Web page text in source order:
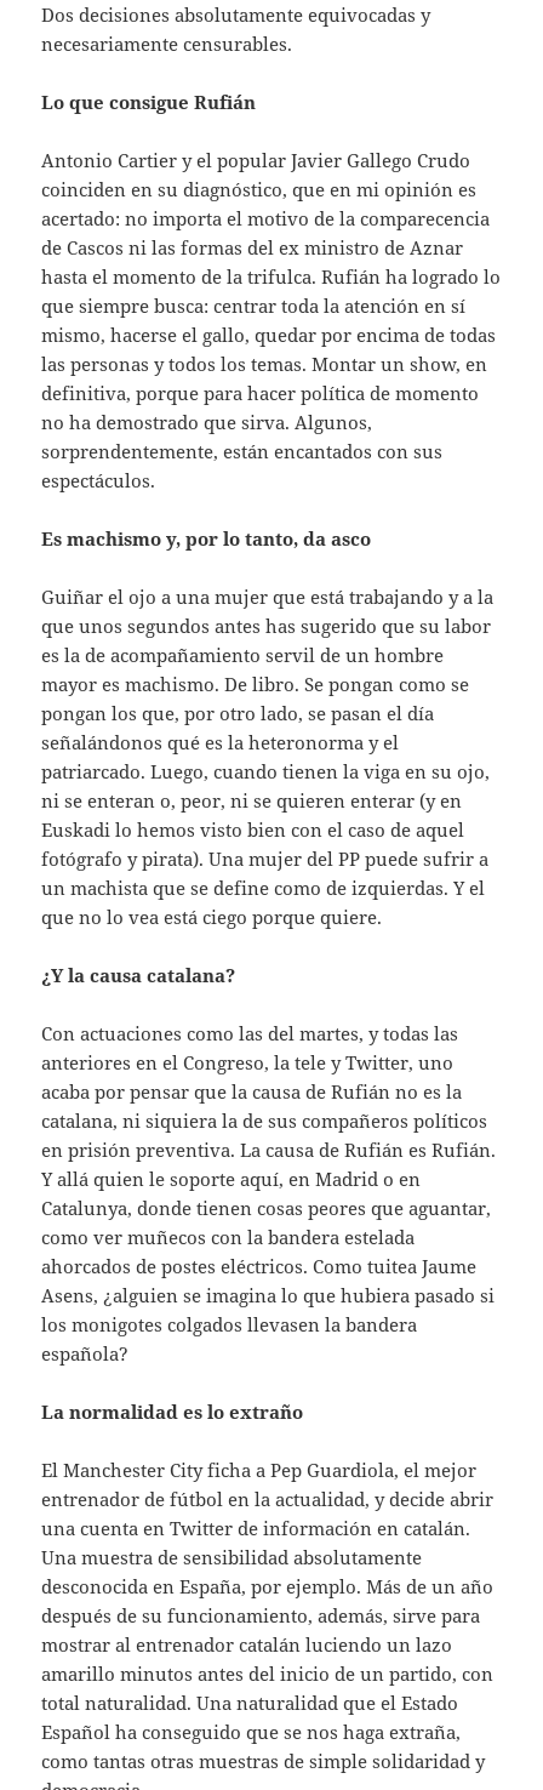
Dos decisiones absolutamente equivocadas y
necesariamente censurables.
Lo que consigue Rufián
Antonio Cartier y el popular Javier Gallego Crudo
coinciden en su diagnóstico, que en mi opinión es
acertado: no importa el motivo de la comparecencia
de Cascos ni las formas del ex ministro de Aznar
hasta el momento de la trifulca. Rufián ha logrado lo
que siempre busca: centrar toda la atención en sí
mismo, hacerse el gallo, quedar por encima de todas
las personas y todos los temas. Montar un show, en
definitiva, porque para hacer política de momento
no ha demostrado que sirva. Algunos,
sorprendentemente, están encantados con sus
espectáculos.
Es machismo y, por lo tanto, da asco
Guiñar el ojo a una mujer que está trabajando y a la
que unos segundos antes has sugerido que su labor
es la de acompañamiento servil de un hombre
mayor es machismo. De libro. Se pongan como se
pongan los que, por otro lado, se pasan el día
señalándonos qué es la heteronorma y el
patriarcado. Luego, cuando tienen la viga en su ojo,
ni se enteran o, peor, ni se quieren enterar (y en
Euskadi lo hemos visto bien con el caso de aquel
fotógrafo y pirata). Una mujer del PP puede sufrir a
un machista que se define como de izquierdas. Y el
que no lo vea está ciego porque quiere.
¿Y la causa catalana?
Con actuaciones como las del martes, y todas las
anteriores en el Congreso, la tele y Twitter, uno
acaba por pensar que la causa de Rufián no es la
catalana, ni siquiera la de sus compañeros políticos
en prisión preventiva. La causa de Rufián es Rufián.
Y allá quien le soporte aquí, en Madrid o en
Catalunya, donde tienen cosas peores que aguantar,
como ver muñecos con la bandera estelada
ahorcados de postes eléctricos. Como tuitea Jaume
Asens, ¿alguien se imagina lo que hubiera pasado si
los monigotes colgados llevasen la bandera
española?
La normalidad es lo extraño
El Manchester City ficha a Pep Guardiola, el mejor
entrenador de fútbol en la actualidad, y decide abrir
una cuenta en Twitter de información en catalán.
Una muestra de sensibilidad absolutamente
desconocida en España, por ejemplo. Más de un año
después de su funcionamiento, además, sirve para
mostrar al entrenador catalán luciendo un lazo
amarillo minutos antes del inicio de un partido, con
total naturalidad. Una naturalidad que el Estado
Español ha conseguido que se nos haga extraña,
como tantas otras muestras de simple solidaridad y